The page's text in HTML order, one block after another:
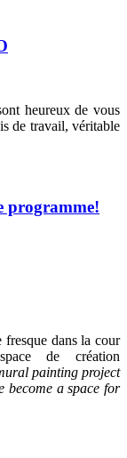
heureux de vous
de travail, véritable
programme!
dans la cour
de création
painting project
become a space for